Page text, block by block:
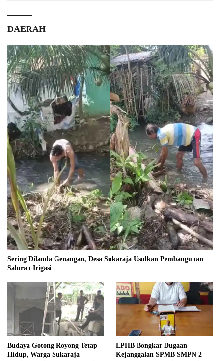
DAERAH
Sering Dilanda Genangan, Desa Sukaraja Usulkan Pembangunan
Saluran Irigasi
Budaya Gotong Royong Tetap
Hidup, Warga Sukaraja
LPHB Bongkar Dugaan
Kejanggalan SPMB SMPN 2